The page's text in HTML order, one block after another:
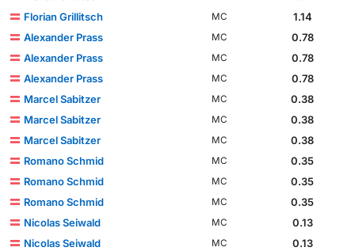
Florian Grillitsch
MC
1.14
Alexander Prass
MC
0.78
Alexander Prass
MC
0.78
Alexander Prass
MC
0.78
Marcel Sabitzer
MC
0.38
Marcel Sabitzer
MC
0.38
Marcel Sabitzer
MC
0.38
Romano Schmid
MC
0.35
Romano Schmid
MC
0.35
Romano Schmid
MC
0.35
Nicolas Seiwald
MC
0.13
Nicolas Seiwald
MC
0.13